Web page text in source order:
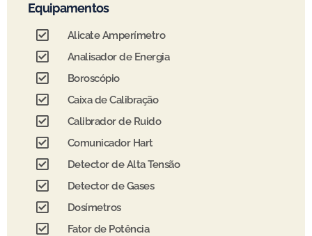
Equipamentos
Alicate Amperímetro
Analisador de Energia
Boroscópio
Caixa de Calibração
Calibrador de Ruido
Comunicador Hart
Detector de Alta Tensão
Detector de Gases
Dosímetros
Fator de Potência